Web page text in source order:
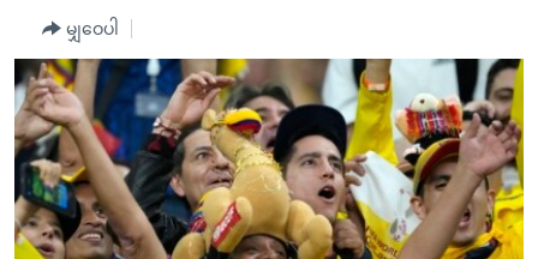
ကျော်
ကြည့်
ရန်
ပင်မ
အ
ညွန်း
အစ္စရေး-ပါလက်စတိုင်း
အင်္ဂလိပ်စာလေ့လာမယ်
အမေရိကန်သုံးအီဒီယံ
မကြေးမုံရဲ့ အင်္ဂလိပ်စာ
ရုပ်ရှင်ထဲက အင်္ဂလိပ်စာ
သုတပဒေသာ အင်္ဂလိပ်စာ
အပတ်စဉ်ကဏ္ဍများ
ရေဒီယို
တီဗွီ
ရေဒီယိုနှင့်ရုပ်သံ အချက်အလက်များ
ရေဒီယို/တီဗွီအစီအစဉ်
Learning English
မျှဝေပါ